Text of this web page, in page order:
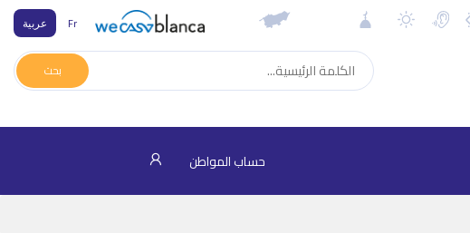
Fr عربية
بحث
حساب المواطن